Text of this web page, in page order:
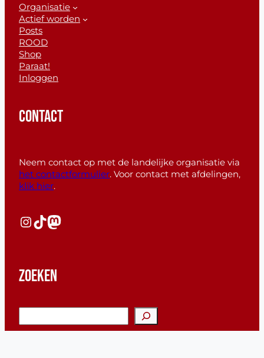
Organisatie
Actief worden
Posts
ROOD
Shop
Paraat!
Inloggen
CONTACT
Neem contact op met de landelijke organisatie via
het contactformulier. Voor contact met afdelingen,
klik hier.
InstagramTikTok Mastodon
ZOEKEN
o